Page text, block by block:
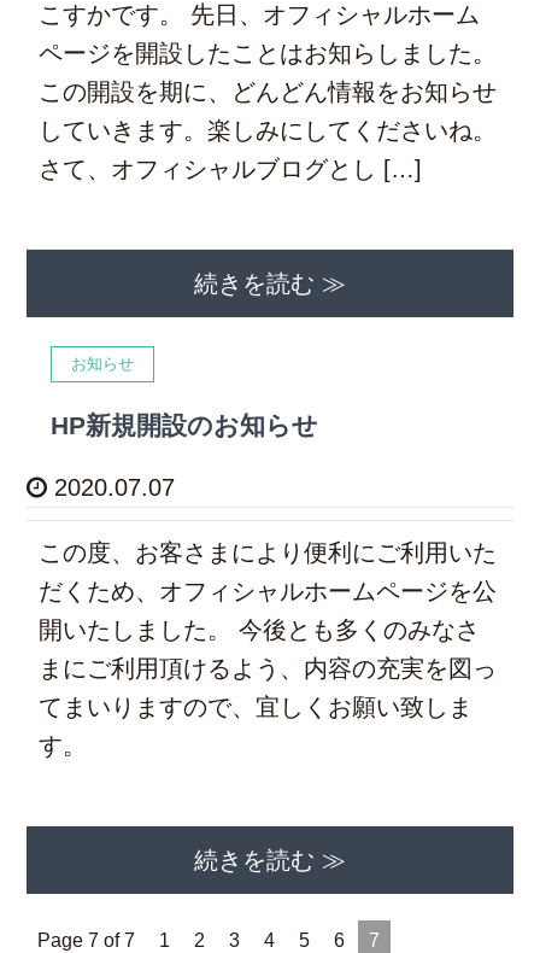
こすかです。 先日、オフィシャルホーム
ページを開設したことはお知らしました。
この開設を期に、どんどん情報をお知らせ
していきます。楽しみにしてくださいね。
さて、オフィシャルブログとし […]
続きを読む ≫
お知らせ
HP新規開設のお知らせ
2020.07.07
この度、お客さまにより便利にご利用いた
だくため、オフィシャルホームページを公
開いたしました。 今後とも多くのみなさ
まにご利用頂けるよう、内容の充実を図っ
てまいりますので、宜しくお願い致しま
す。
続きを読む ≫
Page 7 of 7 1 2 3 4 5 6 7